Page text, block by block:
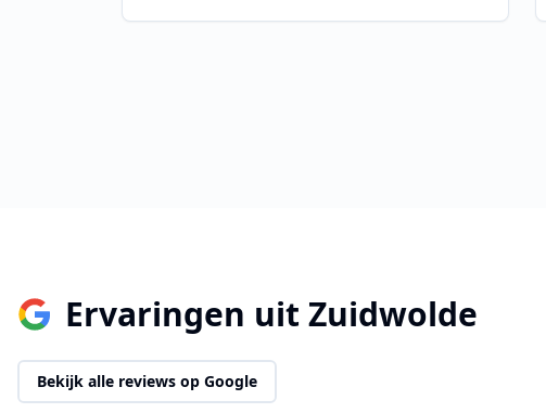
Ervaringen uit Zuidwolde
Bekijk alle reviews op Google